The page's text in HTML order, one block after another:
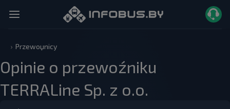
Przewoџnicy
Opinie o przewoźniku
TERRALine Sp. z o.o.